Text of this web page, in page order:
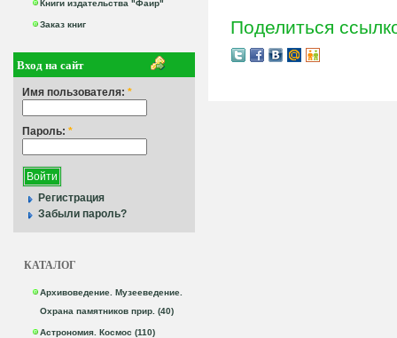
Книги издательства "Фаир"
Заказ книг
Вход на сайт
Имя пользователя: *
Пароль: *
Регистрация
Забыли пароль?
КАТАЛОГ
Архивоведение. Музееведение.
Охрана памятников прир. (40)
Астрономия. Космос (110)
Поделиться